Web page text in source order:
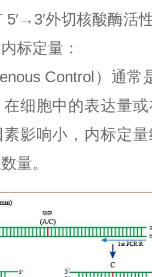
5′→3′外切核酸酶活
标定量：
Control ）通常
细胞中的表达量
影响小，内标定
量。